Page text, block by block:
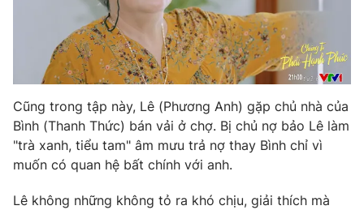
Cũng trong tập này, Lê (Phương Anh) gặp chủ nhà của
Bình (Thanh Thức) bán vải ở chợ. Bị chủ nợ bảo Lê làm
"trà xanh, tiểu tam" âm mưu trả nợ thay Bình chỉ vì
muốn có quan hệ bất chính với anh.
Lê không những không tỏ ra khó chịu, giải thích mà